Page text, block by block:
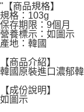
每筆NT$60，滿
宅配
每筆NT$120，滿
"【商品規格】
規格：103g
保存期限：9個月
營養標示：如圖示
產地：韓國
【商品介紹】
韓國原裝進口濃郁
【成份說明】
如圖示